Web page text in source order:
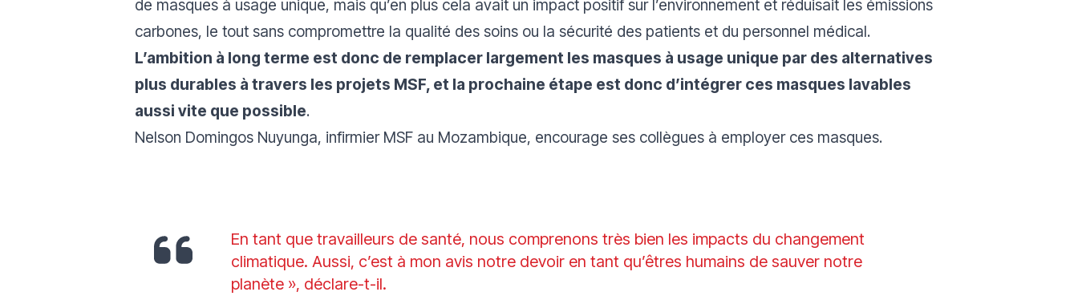
de masques à usage unique, mais qu’en plus cela avait un impact positif sur l’environnement et réduisait les émissions
carbones, le tout sans compromettre la qualité des soins ou la sécurité des patients et du personnel médical.
L’ambition à long terme est donc de remplacer largement les masques à usage unique par des alternatives
plus durables à travers les projets MSF, et la prochaine étape est donc d’intégrer ces masques lavables
aussi vite que possible.
Nelson Domingos Nuyunga, infirmier MSF au Mozambique, encourage ses collègues à employer ces masques.
En tant que travailleurs de santé, nous comprenons très bien les impacts du changement
climatique. Aussi, c’est à mon avis notre devoir en tant qu’êtres humains de sauver notre
planète », déclare-t-il.